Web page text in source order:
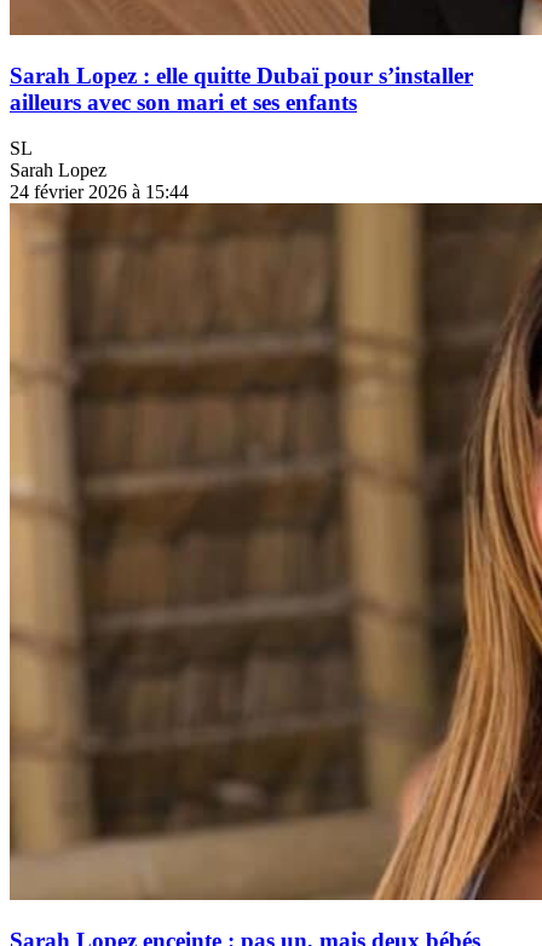
Sarah Lopez : elle quitte Dubaï pour s’installer
ailleurs avec son mari et ses enfants
SL
Sarah Lopez
24 février 2026 à 15:44
Sarah Lopez enceinte : pas un, mais deux bébés